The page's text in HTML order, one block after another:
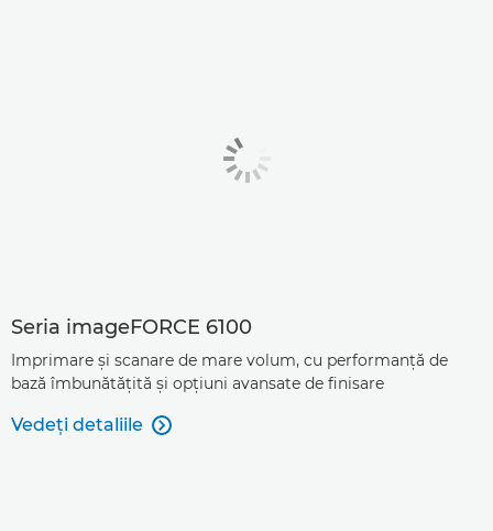
Seria imageFORCE 6100
Imprimare şi scanare de mare volum, cu performanţă de
bază îmbunătăţită şi opţiuni avansate de finisare
Vedeţi detaliile 